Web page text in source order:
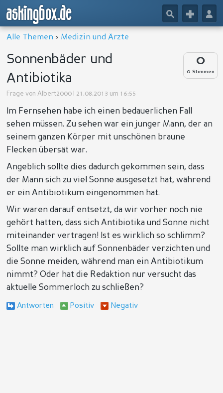
askingbox.de 👤
+
🔎
Alle Themen >Medizin und Ärzte
0
0 Stimmen
Sonnenbäder und
Antibiotika
Frage vonAlbert2000 | 21.08.2013 um 16:55
Im Fernsehen habe ich einen bedauerlichen Fall
sehen müssen. Zu sehen war ein junger Mann, der an
seinem ganzen Körper mit unschönen braune
Flecken übersät war.
Angeblich sollte dies dadurch gekommen sein, dass
der Mann sich zu viel Sonne ausgesetzt hat, während
er ein Antibiotikum eingenommen hat.
Wir waren darauf entsetzt, da wir vorher noch nie
gehört hatten, dass sich Antibiotika und Sonne nicht
miteinander vertragen! Ist es wirklich so schlimm?
Sollte man wirklich auf Sonnenbäder verzichten und
die Sonne meiden, während man ein Antibiotikum
nimmt? Oder hat die Redaktion nur versucht das
aktuelle Sommerloch zu schließen?